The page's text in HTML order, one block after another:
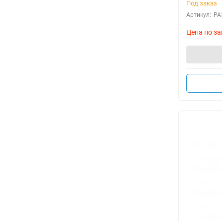
Под заказ
Артикул:
Цена по